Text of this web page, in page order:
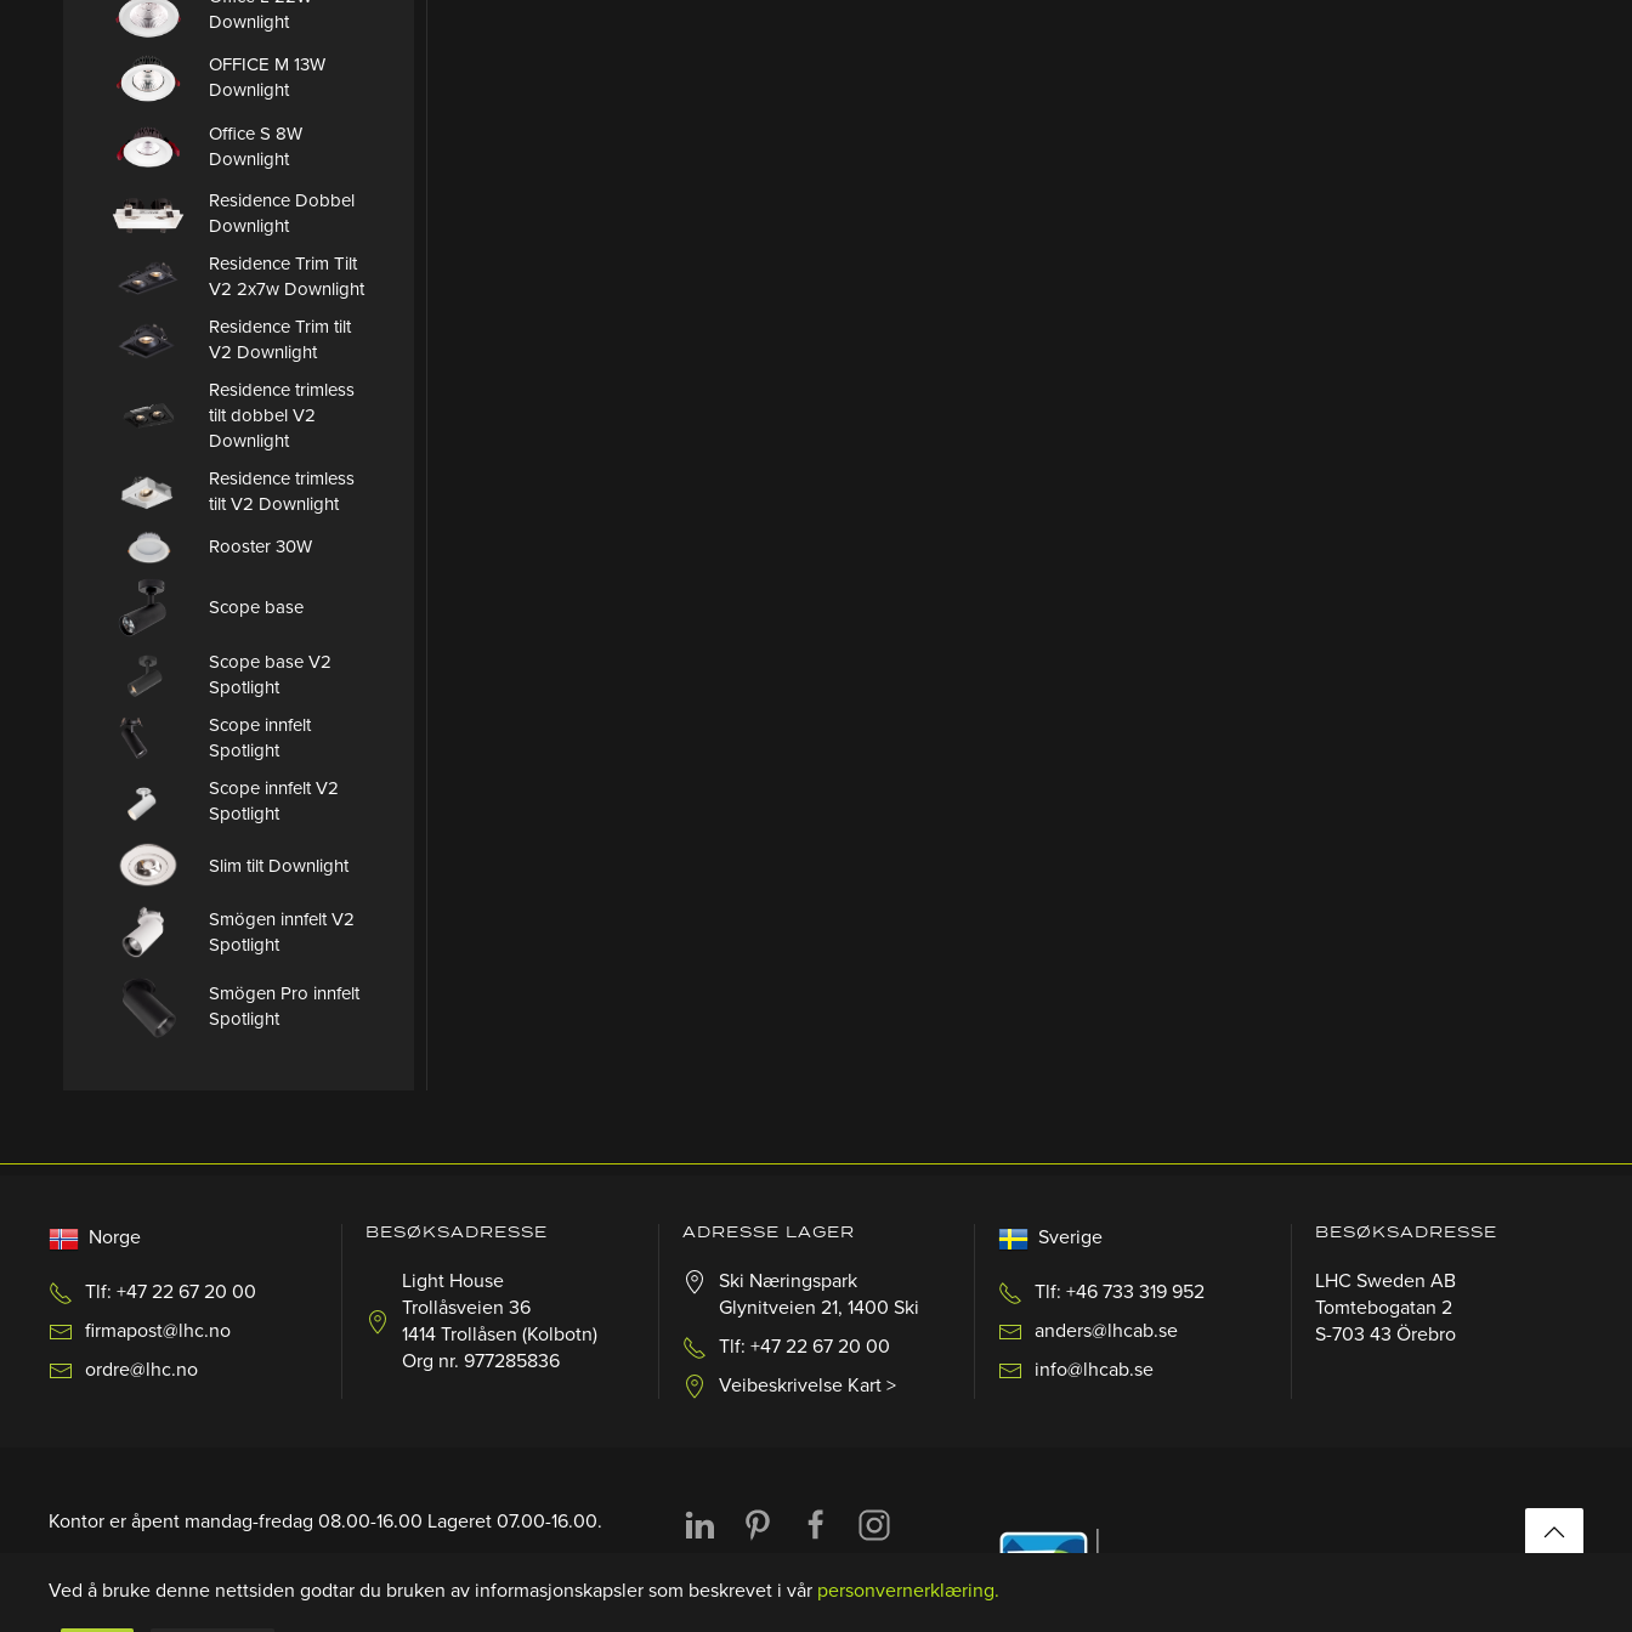
Downlight
OFFICE M 13W
Downlight
Office S 8W
Downlight
Residence Dobbel
Downlight
Residence Trim Tilt
V2 2x7w Downlight
Residence Trim tilt
V2 Downlight
Residence trimless
tilt dobbel V2
Downlight
Residence trimless
tilt V2 Downlight
Rooster 30W
Scope base
Scope base V2
Spotlight
Scope innfelt
Spotlight
Scope innfelt V2
Spotlight
Slim tilt Downlight
Smögen innfelt V2
Spotlight
Smögen Pro innfelt
Spotlight
Norge
Tlf: +47 22 67 20 00
firmapost@lhc.no
ordre@lhc.no
BESØKSADRESSE
Light House
Trollåsveien 36
1414 Trollåsen (Kolbotn)
Org nr. 977285836
ADRESSE LAGER
Ski Næringspark
Glynitveien 21, 1400 Ski
Tlf: +47 22 67 20 00
Veibeskrivelse Kart >
Sverige
Tlf: +46 733 319 952
anders@lhcab.se
info@lhcab.se
BESØKSADRESSE
LHC Sweden AB
Tomtebogatan 2
S-703 43 Örebro
Kontor er åpent mandag-fredag 08.00-16.00 Lageret 07.00-16.00.
Ved å bruke denne nettsiden godtar du bruken av informasjonskapsler som beskrevet i vår personvernerklæring.